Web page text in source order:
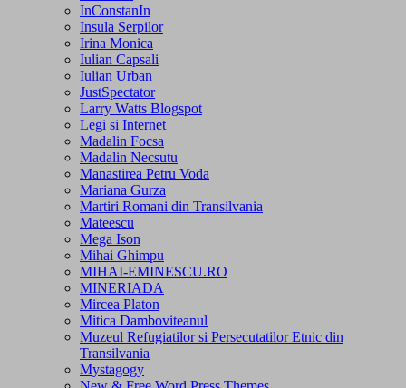
InConstanIn
Insula Serpilor
Irina Monica
Iulian Capsali
Iulian Urban
JustSpectator
Larry Watts Blogspot
Legi si Internet
Madalin Focsa
Madalin Necsutu
Manastirea Petru Voda
Mariana Gurza
Martiri Romani din Transilvania
Mateescu
Mega Ison
Mihai Ghimpu
MIHAI-EMINESCU.RO
MINERIADA
Mircea Platon
Mitica Damboviteanul
Muzeul Refugiatilor si Persecutatilor Etnic din
Transilvania
Mystagogy